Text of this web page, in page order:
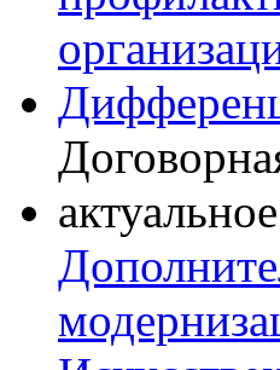
актуальное